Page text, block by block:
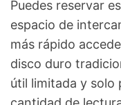
Puedes reservar
espacio de
más rápido
disco duro
útil limitada y solo